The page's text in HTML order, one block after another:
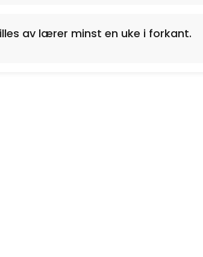
av lærer minst en uke i forkant.